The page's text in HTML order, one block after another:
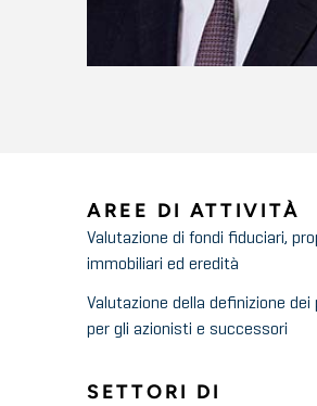
AREE DI ATTIVITÀ
Valutazione di fondi fiduciari,
immobiliari ed eredità
Valutazione della definizione dei
per gli azionisti e successori
SETTORI DI